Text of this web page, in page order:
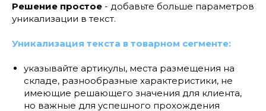
Решение простое - добавьте больше параметров
уникализации в текст.
Уникализация текста в товарном сегменте:
указывайте артикулы, места размещения на
складе, разнообразные характеристики, не
имеющие решающего значения для клиента,
но важные для успешного прохождения